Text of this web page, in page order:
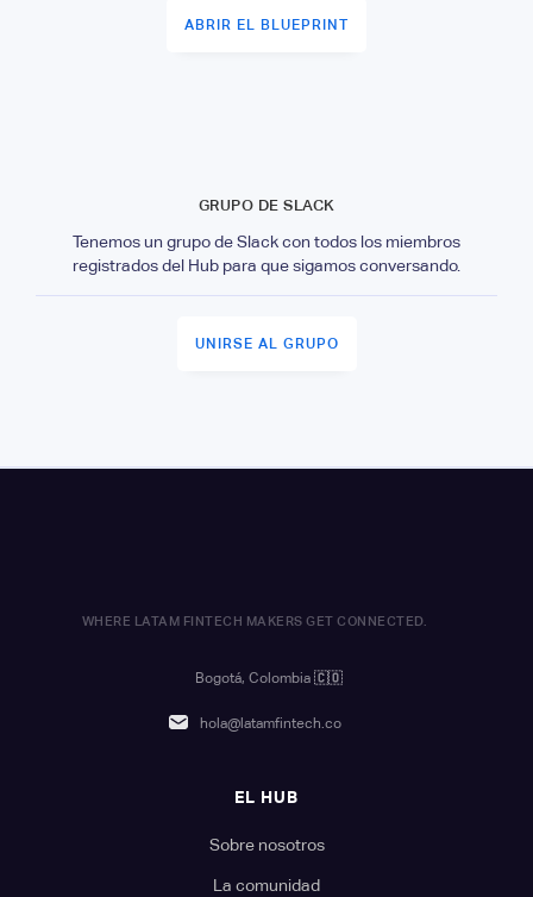
ABRIR EL BLUEPRINT
GRUPO DE SLACK
Tenemos un grupo de Slack con todos los miembros
registrados del Hub para que sigamos conversando.
UNIRSE AL GRUPO
WHERE LATAM FINTECH MAKERS GET CONNECTED.
Bogotá, Colombia 🇨🇴
hola@latamfintech.co
EL HUB
Sobre nosotros
La comunidad